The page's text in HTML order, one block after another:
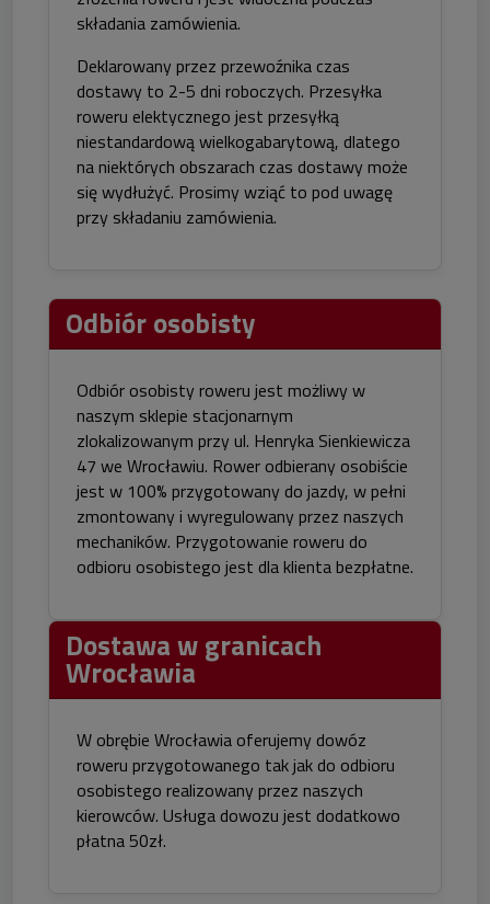
składania zamówienia.
Deklarowany przez przewoźnika czas
dostawy to 2-5 dni roboczych. Przesyłka
roweru elektycznego jest przesyłką
niestandardową wielkogabarytową, dlatego
na niektórych obszarach czas dostawy może
się wydłużyć. Prosimy wziąć to pod uwagę
przy składaniu zamówienia.
Odbiór osobisty
Odbiór osobisty roweru jest możliwy w
naszym sklepie stacjonarnym
zlokalizowanym przy ul. Henryka Sienkiewicza
47 we Wrocławiu. Rower odbierany osobiście
jest w 100% przygotowany do jazdy, w pełni
zmontowany i wyregulowany przez naszych
mechaników. Przygotowanie roweru do
odbioru osobistego jest dla klienta bezpłatne.
Dostawa w granicach
Wrocławia
W obrębie Wrocławia oferujemy dowóz
roweru przygotowanego tak jak do odbioru
osobistego realizowany przez naszych
kierowców. Usługa dowozu jest dodatkowo
płatna 50zł.